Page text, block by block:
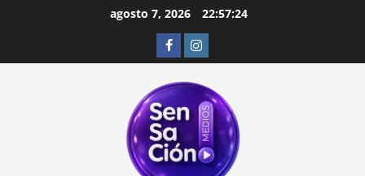
agosto 7, 2026 22:57:25
FacebookInstagram